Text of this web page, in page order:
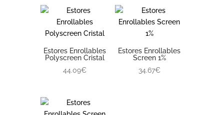
Estores Enrollables
Polyscreen Cristal
44.09€
Estores Enrollables
Screen 1%
34.67€